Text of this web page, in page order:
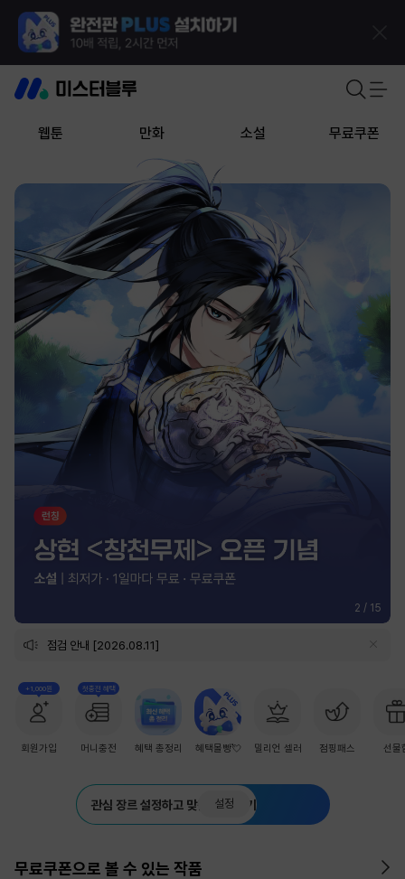
웹툰 만화 소설 무료쿠폰
3 / 15
점검 안내 [2026.08.11]
+1,000원
회원가입
첫충전 혜택
머니충전 혜택 총정리 혜택몰빵💘 밀리언 셀러 점핑패스 선물
관심 장르 설정하고 맞춤 추천 받기
설정
무료쿠폰으로 볼 수 있는 작품